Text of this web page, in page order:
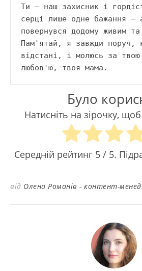
Ти — наш захисник і
серці лише одне бажання —
повернувся додому живим
Пам'ятай, я завжди поруч,
відстані, і молюсь за
любов'ю, твоя мама.
Було
Натисніть на зірочку,
Середній рейтинг 5/ 5.
від Олена Романів - контент-